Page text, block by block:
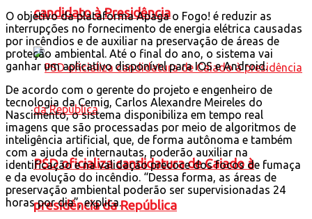
candidato à Presidência
PSD oficializa candidatura de Caiado à
presidência da República
O objetivo da plataforma Apaga o Fogo! é reduzir as
interrupções no fornecimento de energia elétrica causadas
por incêndios e de auxiliar na preservação de áreas de
proteção ambiental. Até o final do ano, o sistema vai
ganhar um aplicativo disponível para IOS e Android.
De acordo com o gerente do projeto e engenheiro de
tecnologia da Cemig, Carlos Alexandre Meireles do
Nascimento, o sistema disponibiliza em tempo real
imagens que são processadas por meio de algoritmos de
inteligência artificial, que, de forma autônoma e também
com a ajuda de internautas, poderão auxiliar na
identificação e na validação precoce dos focos de fumaça
e da evolução do incêndio. “Dessa forma, as áreas de
preservação ambiental poderão ser supervisionadas 24
horas por dia”, explica.